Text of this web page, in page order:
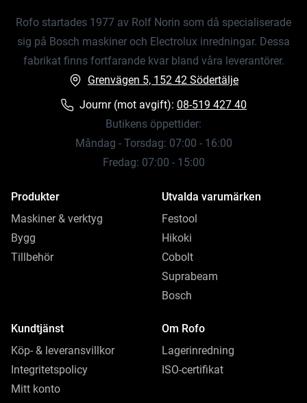
Rofo startades 1977 av Rolf Norin som då specialiserade
sig på Bosch maskiner och Electrolux inredningar. Dessa
fabrikat finns fortfarande kvar bland våra leverantörer.
Grenvägen 5, 152 42 Södertälje
Journr (mot avgift): 08-519 427 40
Butikens öppettider:
Måndag - Torsdag: 07:00 - 16:00
Fredag: 07:00 - 15:00
Produkter
Maskiner & verktyg
Bygg
Tillbehör
Utvalda varumärken
Festool
Hikoki
Cobolt
Suprabeam
Bosch
Kundtjänst
Köp- & leveransvillkor
Integritetspolicy
Mitt konto
Om Rofo
Lagerinredning
ISO-certifikat